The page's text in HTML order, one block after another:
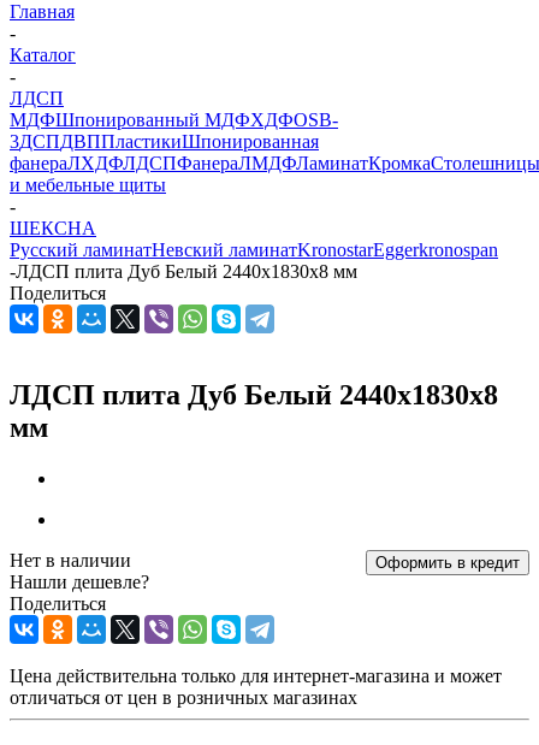
Главная
-
Каталог
-
ЛДСП
МДФШпонированный МДФХДФOSB-
3ДСПДВППластикиШпонированная
фанераЛХДФЛДСПФанераЛМДФЛаминатКромкаСтолешницы
и мебельные щиты
-
ШЕКСНА
Русский ламинатНевский ламинатKronostarEggerkronospan
-ЛДСП плита Дуб Белый 2440х1830x8 мм
Поделиться
ЛДСП плита Дуб Белый 2440х1830x8
мм
Оформить в кредит
Нет в наличии
Нашли дешевле?
Поделиться
Цена действительна только для интернет-магазина и может
отличаться от цен в розничных магазинах